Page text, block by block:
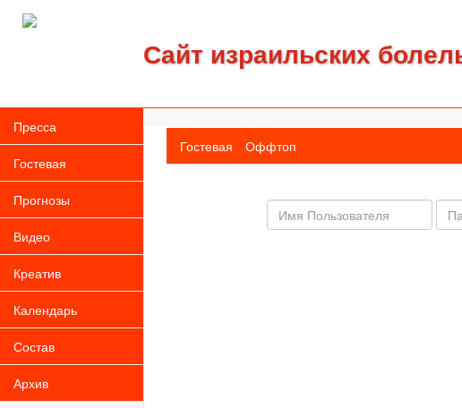
Сайт израильских
Пресса
Гостевая
Прогнозы
Видео
Креатив
Календарь
Состав
Архив
Гостевая Оффтоп
Имя
пользователя